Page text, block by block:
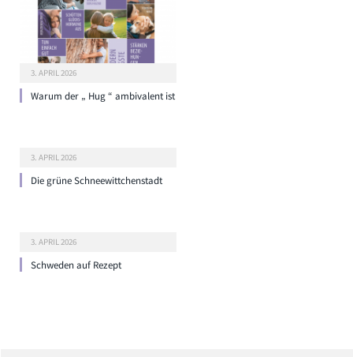
3. APRIL 2026
Warum der „ Hug “ ambivalent ist
3. APRIL 2026
Die grüne Schneewittchenstadt
3. APRIL 2026
Schweden auf Rezept